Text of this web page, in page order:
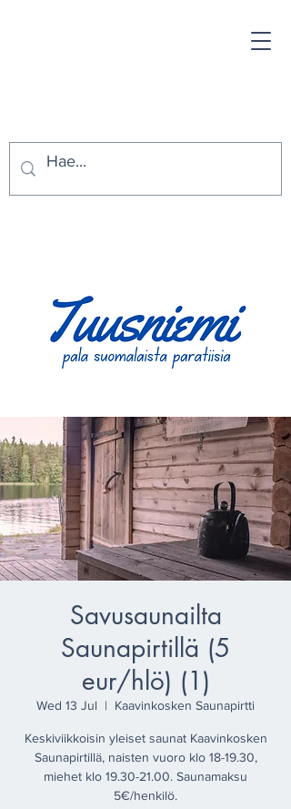
Savusaunailta
Saunapirtillä (5
eur/hlö) (1)
Wed 13 Jul
  |
Kaavinkosken Saunapirtti
Keskiviikkoisin yleiset saunat Kaavinkosken
Saunapirtillä, naisten vuoro klo 18-19.30,
miehet klo 19.30-21.00. Saunamaksu
5€/henkilö.